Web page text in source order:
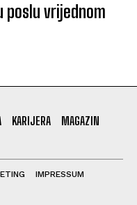
poslu vrijednom
KARIJERA
MAGAZIN
IMPRESSUM